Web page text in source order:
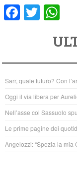
F
a
e
b
o
o
k
T
wi
er
at
s
A
p
p
Sarr, quale futuro? Con
Oggi il via libera per
Nell’asse col Sassuolo
Le prime pagine dei
Angelozzi: “Spezia la mia